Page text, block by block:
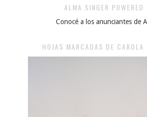
ALMA SINGER POWERED
Conocé a los anunciantes de
HOJAS MARCADAS DE CAROLA